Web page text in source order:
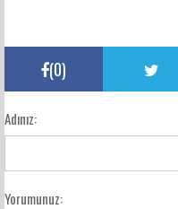
(0)
Adınız:
Yorumunuz: